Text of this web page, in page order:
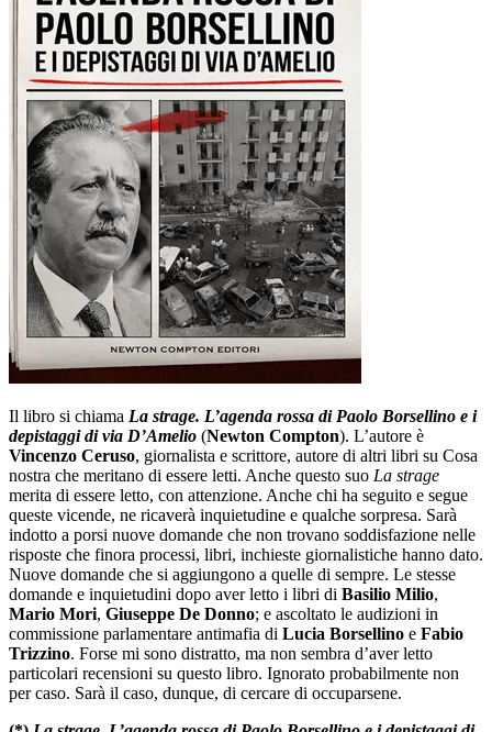
Il libro si chiama La strage. L’agenda rossa di Paolo Borsellino e i
depistaggi di via D’Amelio (Newton Compton). L’autore è
Vincenzo Ceruso, giornalista e scrittore, autore di altri libri su Cosa
nostra che meritano di essere letti. Anche questo suo La strage
merita di essere letto, con attenzione. Anche chi ha seguito e segue
queste vicende, ne ricaverà inquietudine e qualche sorpresa. Sarà
indotto a porsi nuove domande che non trovano soddisfazione nelle
risposte che finora processi, libri, inchieste giornalistiche hanno dato.
Nuove domande che si aggiungono a quelle di sempre. Le stesse
domande e inquietudini dopo aver letto i libri di Basilio Milio,
Mario Mori, Giuseppe De Donno; e ascoltato le audizioni in
commissione parlamentare antimafia di Lucia Borsellino e Fabio
Trizzino. Forse mi sono distratto, ma non sembra d’aver letto
particolari recensioni su questo libro. Ignorato probabilmente non
per caso. Sarà il caso, dunque, di cercare di occuparsene.